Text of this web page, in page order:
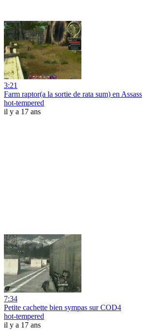
3:21
Farm raptor(a la sortie de rata sum) en
hot-tempered
il y a 17 ans
7:34
Petite cachette bien sympas sur COD4
hot-tempered
il y a 17 ans